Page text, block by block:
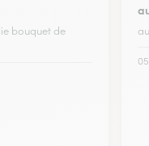
bouquet de